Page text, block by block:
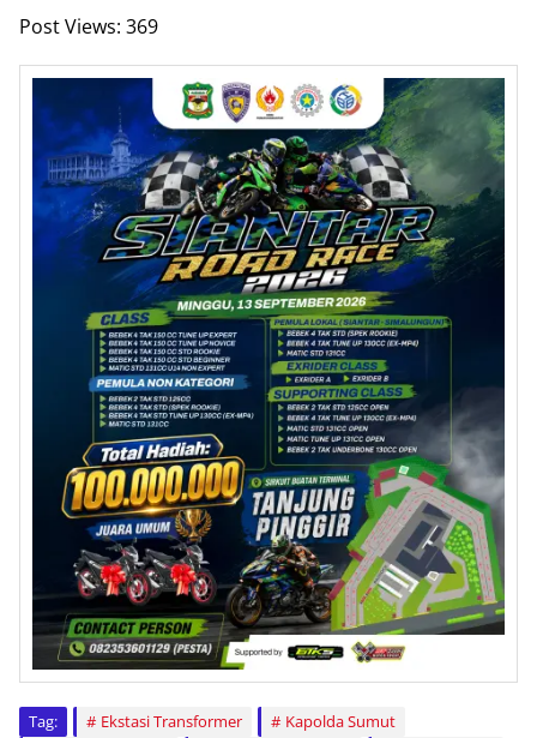
Post Views: 369
Tag: Ekstasi Transformer
Kapolda Sumut